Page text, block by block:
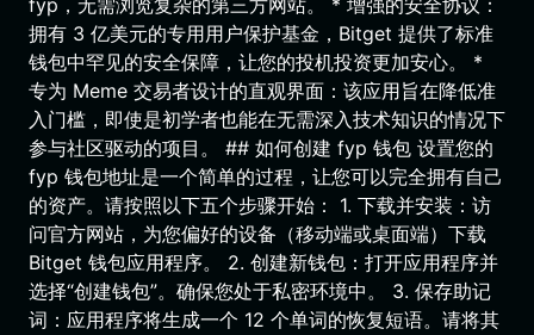
fyp，无需浏览复杂的第三方网站。 * 增强的安全协议：
拥有 3 亿美元的专用用户保护基金，Bitget 提供了标准
钱包中罕见的安全保障，让您的投机投资更加安心。 *
专为 Meme 交易者设计的直观界面：该应用旨在降低准
入门槛，即使是初学者也能在无需深入技术知识的情况下
参与社区驱动的项目。 ## 如何创建 fyp 钱包 设置您的
fyp 钱包地址是一个简单的过程，让您可以完全拥有自己
的资产。请按照以下五个步骤开始： 1. 下载并安装：访
问官方网站，为您偏好的设备（移动端或桌面端）下载
Bitget 钱包应用程序。 2. 创建新钱包：打开应用程序并
选择“创建钱包”。确保您处于私密环境中。 3. 保存助记
词：应用程序将生成一个 12 个单词的恢复短语。请将其